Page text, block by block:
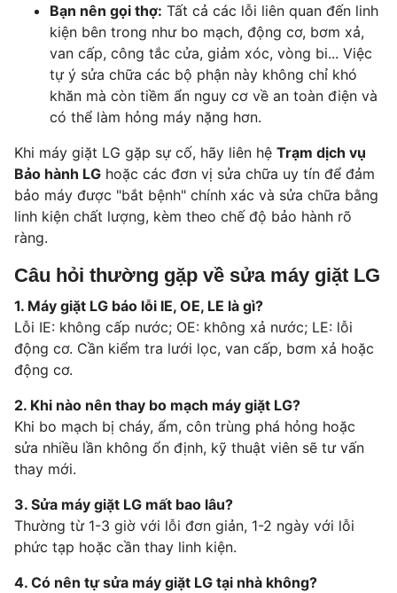
Bạn nên gọi thợ: Tất cả các lỗi liên quan đến linh
kiện bên trong như bo mạch, động cơ, bơm xả,
van cấp, công tắc cửa, giảm xóc, vòng bi... Việc
tự ý sửa chữa các bộ phận này không chỉ khó
khăn mà còn tiềm ẩn nguy cơ về an toàn điện và
có thể làm hỏng máy nặng hơn.
Khi máy giặt LG gặp sự cố, hãy liên hệ Trạm dịch vụ
Bảo hành LG hoặc các đơn vị sửa chữa uy tín để đảm
bảo máy được "bắt bệnh" chính xác và sửa chữa bằng
linh kiện chất lượng, kèm theo chế độ bảo hành rõ
ràng.
Câu hỏi thường gặp về sửa máy giặt LG
1. Máy giặt LG báo lỗi IE, OE, LE là gì?
Lỗi IE: không cấp nước; OE: không xả nước; LE: lỗi
động cơ. Cần kiểm tra lưới lọc, van cấp, bơm xả hoặc
động cơ.
2. Khi nào nên thay bo mạch máy giặt LG?
Khi bo mạch bị cháy, ẩm, côn trùng phá hỏng hoặc
sửa nhiều lần không ổn định, kỹ thuật viên sẽ tư vấn
thay mới.
3. Sửa máy giặt LG mất bao lâu?
Thường từ 1-3 giờ với lỗi đơn giản, 1-2 ngày với lỗi
phức tạp hoặc cần thay linh kiện.
4. Có nên tự sửa máy giặt LG tại nhà không?